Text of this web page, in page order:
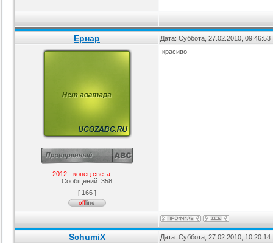
ucoz BsGames
Шаблон для ucoz Wow-Good
Категория :
Оригинальный шаблон сайта
uNI-Lite для uCoz
Категория :Ucoz
Ернар Дата: Суббота, 27.02.2010,
2012 - конец света......
Сообщений: 358
[ 166 ]
красиво
SchumiX Дата: Суббота, 27.02.2010,